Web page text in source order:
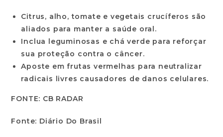
Citrus, alho, tomate e vegetais crucíferos são
aliados para manter a saúde oral.
Inclua leguminosas e chá verde para reforçar
sua proteção contra o câncer.
Aposte em frutas vermelhas para neutralizar
radicais livres causadores de danos celulares.
FONTE: CB RADAR
Fonte: Diário Do Brasil